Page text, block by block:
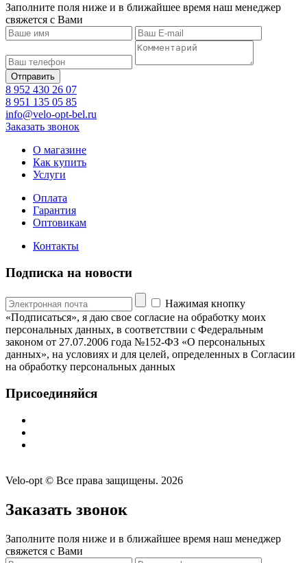
Заполните поля ниже и в ближайшее время наш менеджер
свяжется с Вами
8 952 430 26 07
8 951 135 05 85
info@velo-opt-bel.ru
Заказать звонок
О магазине
Как купить
Услуги
Оплата
Гарантия
Оптовикам
Контакты
Подписка на новости
Нажимая кнопку
«Подписаться», я даю свое согласие на обработку моих
персональных данных, в соответствии с Федеральным
законом от 27.07.2006 года №152-ФЗ «О персональных
данных», на условиях и для целей, определенных в Согласии
на обработку персональных данных
Присоединяйся
Velo-opt © Все права защищены. 2026
Заказать звонок
Заполните поля ниже и в ближайшее время наш менеджер
свяжется с Вами